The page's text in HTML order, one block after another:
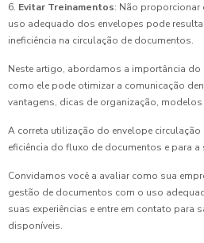
6. Evitar Treinamentos: Não proporcionar
uso adequado dos envelopes pode
ineficiência na circulação de documentos.
Neste artigo, abordamos a importância do
como ele pode otimizar a comunicação
vantagens, dicas de organização, modelos
A correta utilização do envelope circulação
eficiência do fluxo de documentos e para
Convidamos você a avaliar como sua
gestão de documentos com o uso
suas experiências e entre em contato para
disponíveis.